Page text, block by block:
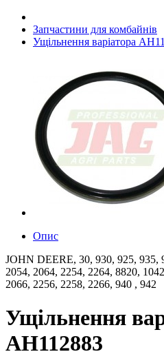
Запчастини для комбайнів
Ущільнення варіатора
Опис
JOHN DEERE, 30, 930, 925, 935,
2054, 2064, 2254, 2264, 8820,
2066, 2256, 2258, 2266, 940 , 942
Ущільнення
AH112883